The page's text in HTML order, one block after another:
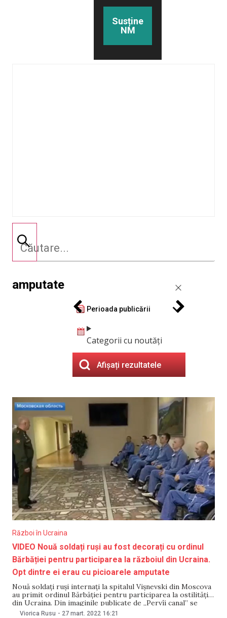
Susține
NM
amputate
Perioada publicării
Categorii cu noutăți
Afișați rezultatele
Război în Ucraina
VIDEO Nouă soldați ruși au fost decorați cu ordinul
Bărbăției pentru participarea la războiul din Ucraina.
Opt dintre ei erau cu picioarele amputate
Nouă soldați ruși internați la spitalul Vișnevski din Moscova
au primit ordinul Bărbăției pentru participarea la ostilitățile
din Ucraina. Din imaginile publicate de „Pervîi canal” se
vede că opt dintre ei au picioarele amputate (în întregime
Viorica Rusu - 27 mart. 2022 16:21